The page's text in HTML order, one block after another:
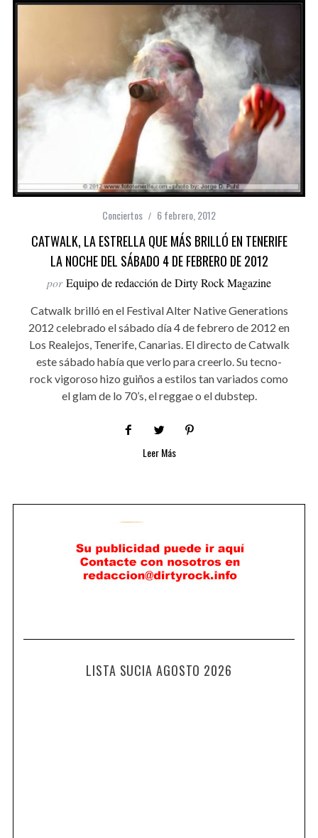
Conciertos 6 febrero, 2012
CATWALK, LA ESTRELLA QUE MÁS BRILLÓ EN TENERIFE
LA NOCHE DEL SÁBADO 4 DE FEBRERO DE 2012
por Equipo de redacción de Dirty Rock Magazine
Catwalk brilló en el Festival Alter Native Generations
2012 celebrado el sábado día 4 de febrero de 2012 en
Los Realejos, Tenerife, Canarias. El directo de Catwalk
este sábado había que verlo para creerlo. Su tecno-
rock vigoroso hizo guiños a estilos tan variados como
el glam de lo 70’s, el reggae o el dubstep.
Leer Más
LISTA SUCIA AGOSTO 2026